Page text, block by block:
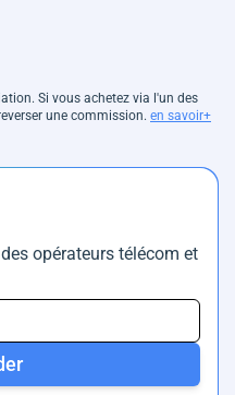
Si vous achetez via l'un des
une commission. en savoir+
opérateurs télécom et